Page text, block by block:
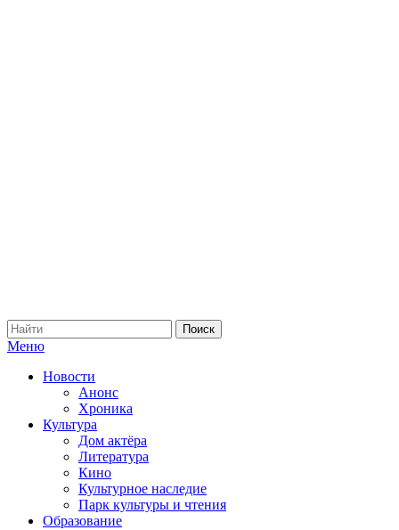
Меню
Новости
Анонс
Хроника
Культура
Дом актёра
Литература
Кино
Культурное наследие
Парк культуры и чтения
Образование